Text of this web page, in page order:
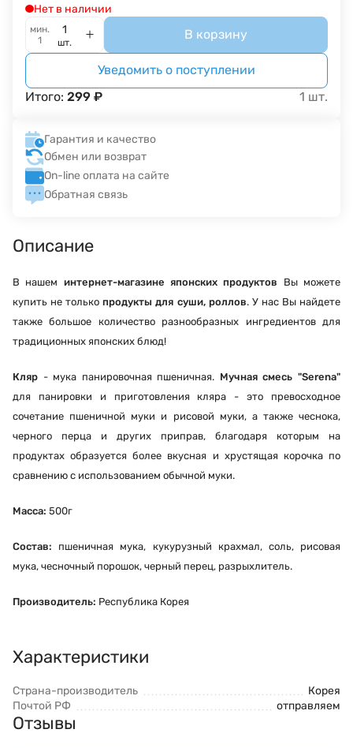
Нет в наличии
мин.
1
шт.
В корзину
Уведомить о поступлении
Итого: 299 ₽ 1 шт.
Гарантия и качество
Обмен или возврат
On-line оплата на сайте
Обратная связь
Описание
В нашем интернет-магазине японских продуктов Вы можете
купить не только продукты для суши, роллов. У нас Вы найдете
также большое количество разнообразных ингредиентов для
традиционных японских блюд!
Кляр - мука панировочная пшеничная. Мучная смесь "Serena"
для панировки и приготовления кляра - это превосходное
сочетание пшеничной муки и рисовой муки, а также чеснока,
черного перца и других приправ, благодаря которым на
продуктах образуется более вкусная и хрустящая корочка по
сравнению с использованием обычной муки.
Масса: 500г
Состав: пшеничная мука, кукурузный крахмал, соль, рисовая
мука, чесночный порошок, черный перец, разрыхлитель.
Производитель: Республика Корея
Характеристики
Страна-производитель
Корея
Почтой РФ
отправляем
Отзывы